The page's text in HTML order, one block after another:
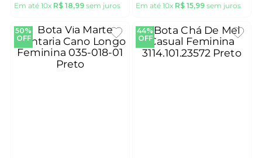
Em até 10x R$ 18,99 sem juros Em até 10x R$ 15,99 sem juros
50%
OFF
44%
OFF